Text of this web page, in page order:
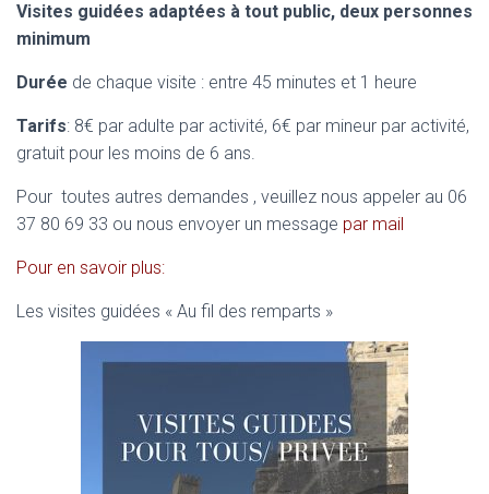
Visites guidées adaptées à tout public, deux personnes
minimum
Durée de chaque visite : entre 45 minutes et 1 heure
Tarifs: 8€ par adulte par activité, 6€ par mineur par activité,
gratuit pour les moins de 6 ans.
Pour toutes autres demandes , veuillez nous appeler au 06
37 80 69 33 ou nous envoyer un message par mail
Pour en savoir plus:
Les visites guidées « Au fil des remparts »